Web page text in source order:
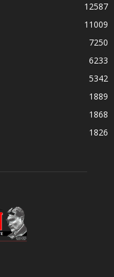
12587
11009
7250
6233
5342
1889
1868
1826